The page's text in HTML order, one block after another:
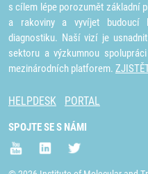
s cílem lépe porozumět základní
a rakoviny a vyvíjet budoucí
diagnostiku. Naší vizí je
sektoru a výzkumnou
mezinárodních platforem.
HELPDESK PORTAL
SPOJTE SE S NÁMI